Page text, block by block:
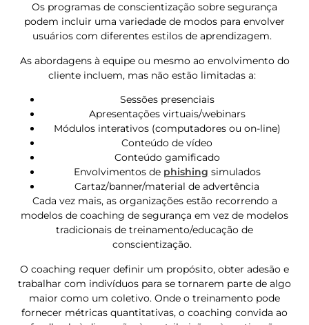
Os programas de conscientização sobre segurança
podem incluir uma variedade de modos para envolver
usuários com diferentes estilos de aprendizagem.
As abordagens à equipe ou mesmo ao envolvimento do
cliente incluem, mas não estão limitadas a:
Sessões presenciais
Apresentações virtuais/webinars
Módulos interativos (computadores ou on-line)
Conteúdo de vídeo
Conteúdo gamificado
Envolvimentos de phishing simulados
Cartaz/banner/material de advertência
Cada vez mais, as organizações estão recorrendo a
modelos de coaching de segurança em vez de modelos
tradicionais de treinamento/educação de
conscientização.
O coaching requer definir um propósito, obter adesão e
trabalhar com indivíduos para se tornarem parte de algo
maior como um coletivo. Onde o treinamento pode
fornecer métricas quantitativas, o coaching convida ao